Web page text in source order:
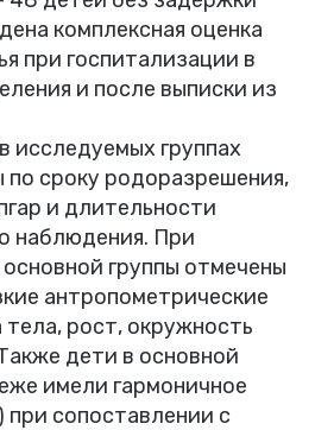
комплексная оценка
при госпитализации в
и после выписки из
исследуемых группах
сроку родоразрешения,
и длительности
наблюдения. При
группы отмечены
антропометрические
рост, окружность
дети в основной
имели гармоничное
при сопоставлении с